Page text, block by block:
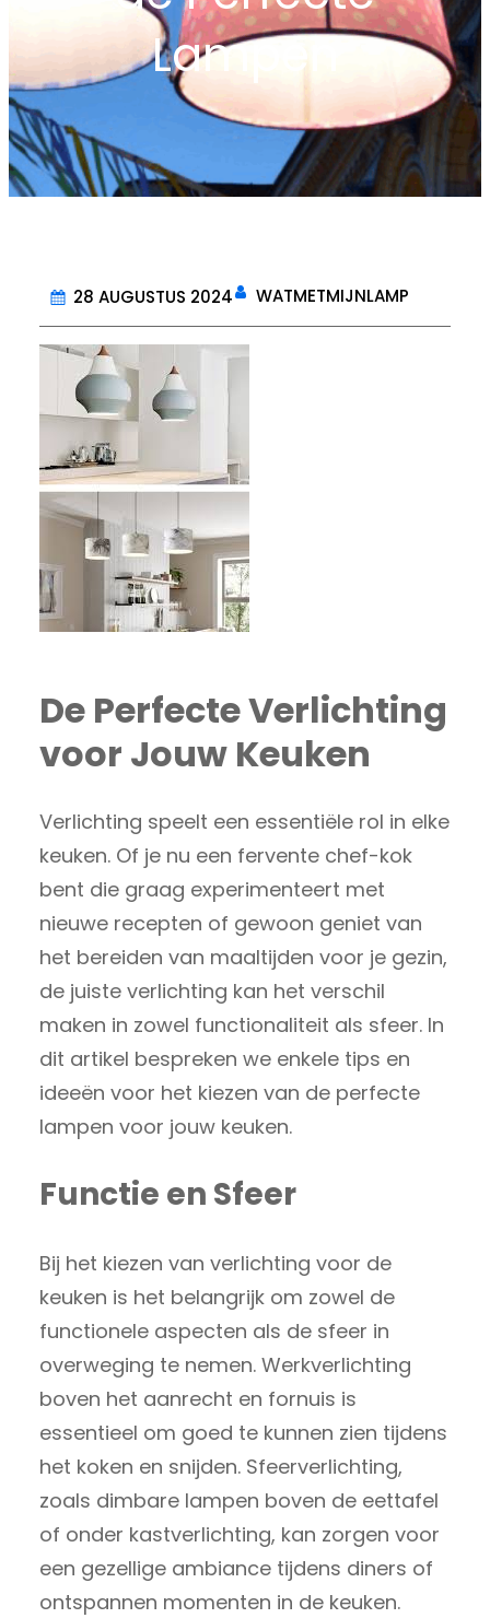
Lampen
28 AUGUSTUS 2024 WATMETMIJNLAMP
De Perfecte Verlichting
voor Jouw Keuken
Verlichting speelt een essentiële rol in elke
keuken. Of je nu een fervente chef-kok
bent die graag experimenteert met
nieuwe recepten of gewoon geniet van
het bereiden van maaltijden voor je gezin,
de juiste verlichting kan het verschil
maken in zowel functionaliteit als sfeer. In
dit artikel bespreken we enkele tips en
ideeën voor het kiezen van de perfecte
lampen voor jouw keuken.
Functie en Sfeer
Bij het kiezen van verlichting voor de
keuken is het belangrijk om zowel de
functionele aspecten als de sfeer in
overweging te nemen. Werkverlichting
boven het aanrecht en fornuis is
essentieel om goed te kunnen zien tijdens
het koken en snijden. Sfeerverlichting,
zoals dimbare lampen boven de eettafel
of onder kastverlichting, kan zorgen voor
een gezellige ambiance tijdens diners of
ontspannen momenten in de keuken.